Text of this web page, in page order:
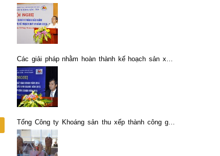
Các giải pháp nhằm hoàn thành kế hoạch sản xuất
11 200 tấn đồng kim loại năm 2015
Tổng Công ty Khoáng sản thu xếp thành công gần
2000 tỷ đồng vốn đầu tư